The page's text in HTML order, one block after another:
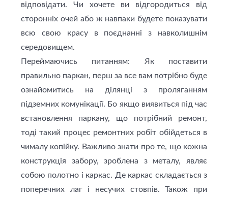
відповiдати. Чи хочете ви відгородиться від
сторонніх очей або ж навпаки будете показувати
всю свою красу в поєднанні з навколишнім
середовищем.
Переймаючись питанням: Як поставити
правильно паркан, перш за все вам потрібно буде
ознайомитись на ділянці з проляганням
підземних комунікації. Бо якщо виявиться під час
встановлення паркану, що потрібний ремонт,
тоді такий процес ремонтних робiт обійдеться в
чималу копійку. Важливо знати про те, що кожна
конструкція забору, зроблена з металу, являє
собою полотно і каркас. Де каркас складається з
поперечних лаг і несучих стовпів. Також при